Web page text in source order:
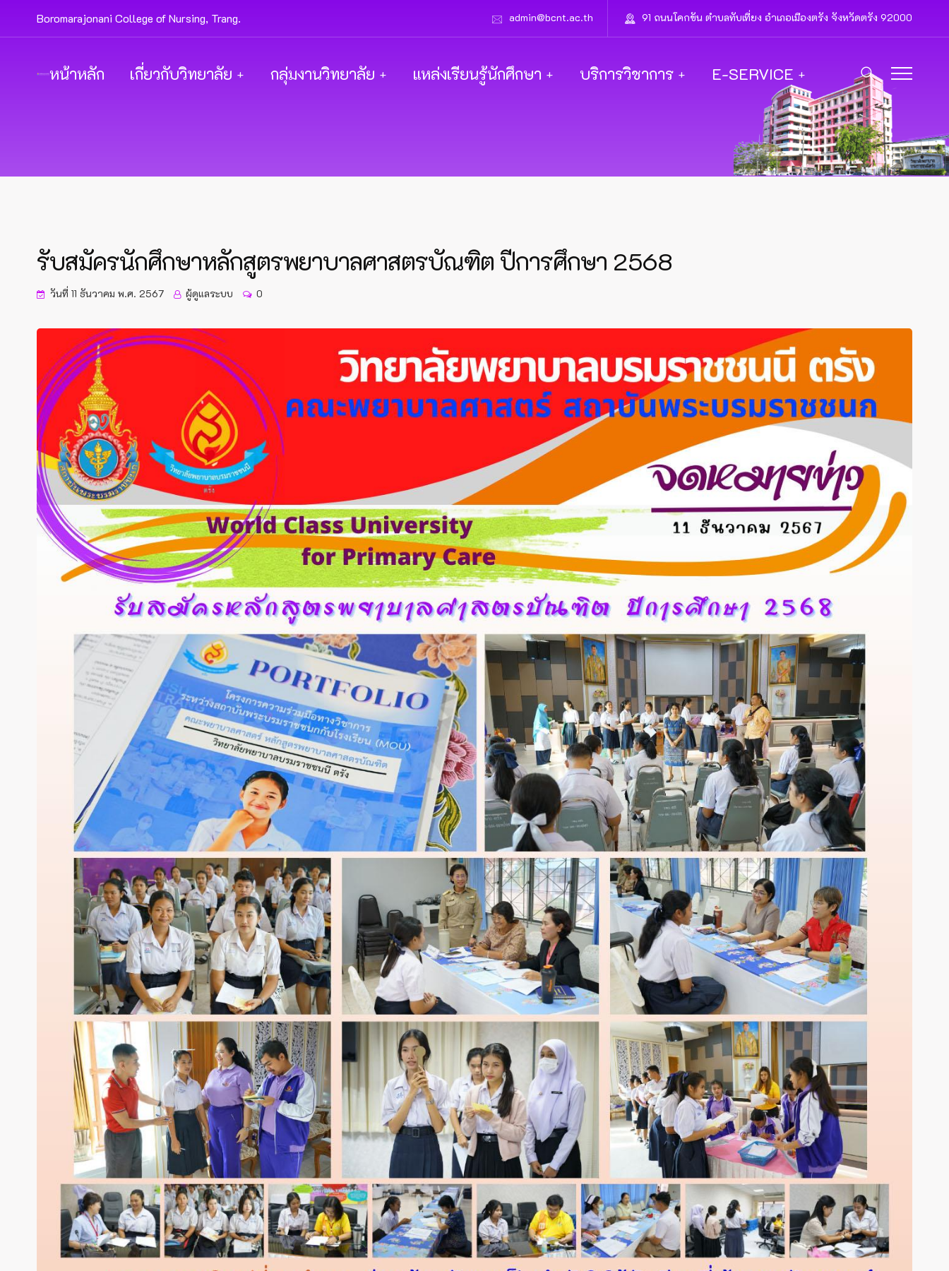
Boromarajonani College of Nursing, Trang. admin@bcnt.ac.th 91 ถนนโคกขัน ตำบลทับเที่ยง อำเภอเมืองตรัง จังหวัดตรัง 92000
หน้าหลัก เกี่ยวกับวิทยาลัย กลุ่มงานวิทยาลัย แหล่งเรียนรู้นักศึกษา บริการวิชาการ E-SERVICE
รับสมัครนักศึกษาหลักสูตรพยาบาลศาสตรบัณฑิต ปีการศึกษา 2568
วันที่ 11 ธันวาคม พ.ศ. 2567 ผู้ดูแลระบบ 0